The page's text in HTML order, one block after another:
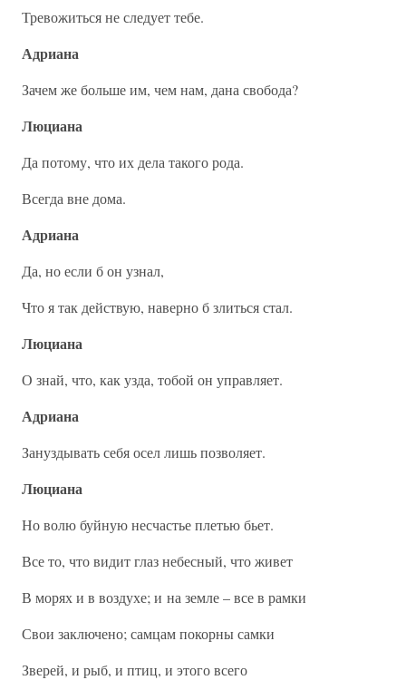
Тревожиться не следует тебе.
Адриана
Зачем же больше им, чем нам, дана свобода?
Люциана
Да потому, что их дела такого рода.
Всегда вне дома.
Адриана
Да, но если б он узнал,
Что я так действую, наверно б злиться стал.
Люциана
О знай, что, как узда, тобой он управляет.
Адриана
Зануздывать себя осел лишь позволяет.
Люциана
Но волю буйную несчастье плетью бьет.
Все то, что видит глаз небесный, что живет
В морях и в воздухе; и на земле – все в рамки
Свои заключено; самцам покорны самки
Зверей, и рыб, и птиц, и этого всего